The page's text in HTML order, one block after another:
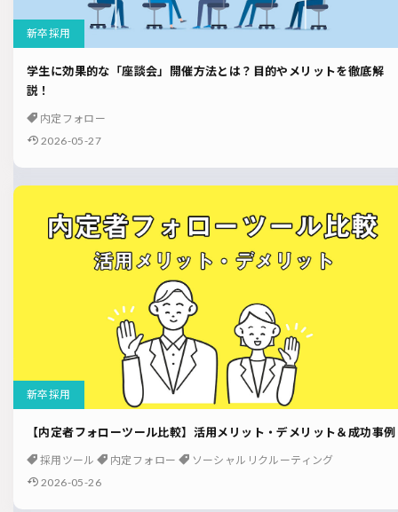
新卒採用
学生に効果的な「座談会」開催方法とは？目的やメリットを徹底解
説！
内定フォロー
2026-05-27
新卒採用
【内定者フォローツール比較】活用メリット・デメリット＆成功事例
採用ツール 内定フォロー
ソーシャルリクルーティング
2026-05-26